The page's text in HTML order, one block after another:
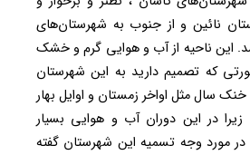
نائین و از جنوب به شهرستان‌های
این ناحیه از آب و هوایی گرم و خشک
که تصمیم دارید به این شهرستان
سال مثل اواخر زمستان و اوایل بهار
زیرا در این دوران آب و هوایی بسیار
مورد وجه تسمیه این شهرستان گفته